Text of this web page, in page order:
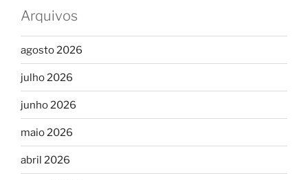
Arquivos
agosto 2026
julho 2026
junho 2026
maio 2026
abril 2026